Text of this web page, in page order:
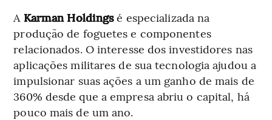
AKarman Holdingsé especializada na
produção de foguetes e componentes
relacionados. O interesse dos investidores nas
aplicações militares de sua tecnologia ajudou a
impulsionar suas ações a um ganho de mais de
360% desde que a empresa abriu o capital, há
pouco mais de um ano.